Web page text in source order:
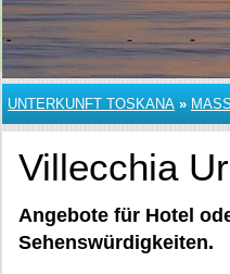
UNTERKUNFT TOSKANA »
Villecchia
Angebote für Hotel
Sehenswürdigkeiten.